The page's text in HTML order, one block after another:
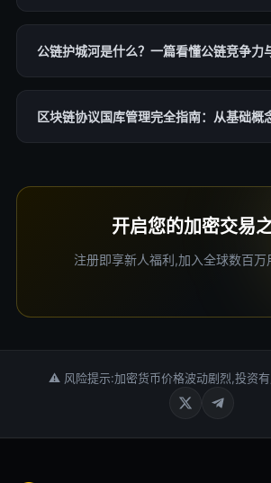
公链护城河是什么？一篇看懂公链竞争力
区块链协议国库管理完全指南：从基础概
开启您的加密交易
注册即享新人福利,加入全球数百万
⚠ 风险提示:加密货币价格波动剧烈,投资